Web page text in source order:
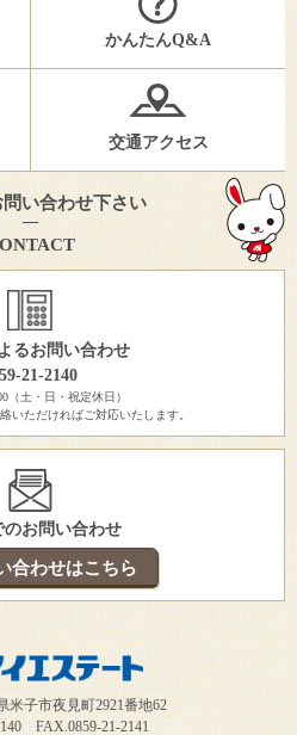
かんたんQ&A
交通アクセス
い合わせ下さい
るお問い合わせ
21-2140
（土・日・祝定休日）
いただければご対応いたします。
のお問い合わせ
合わせはこちら
米子市夜見町2921番地62
FAX.0859-21-2141